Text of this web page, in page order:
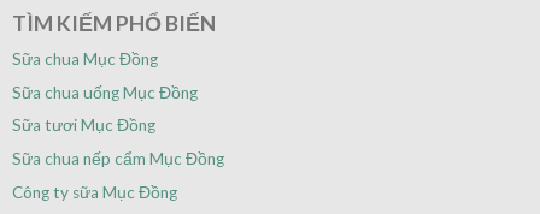
TÌM KIẾM PHỔ BIẾN
Sữa chua Mục Đồng
Sữa chua uống Mục Đồng
Sữa tươi Mục Đồng
Sữa chua nếp cẩm Mục Đồng
Công ty sữa Mục Đồng